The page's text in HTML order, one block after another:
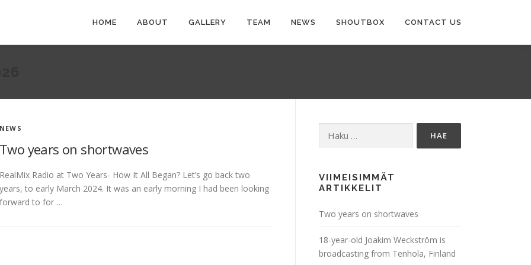
HOME ABOUT GALLERY TEAM NEWS SHOUTBOX CONTACT US
NEWS
Two years on shortwaves
RealMix Radio at Two Years- How It All Began? Let’s go back two
years, to early March 2024. It was an early morning I had been looking
forward to for …
VIIMEISIMMÄT
ARTIKKELIT
Two years on shortwaves
18-year-old Joakim Weckström is
broadcasting from Tenhola, Finland